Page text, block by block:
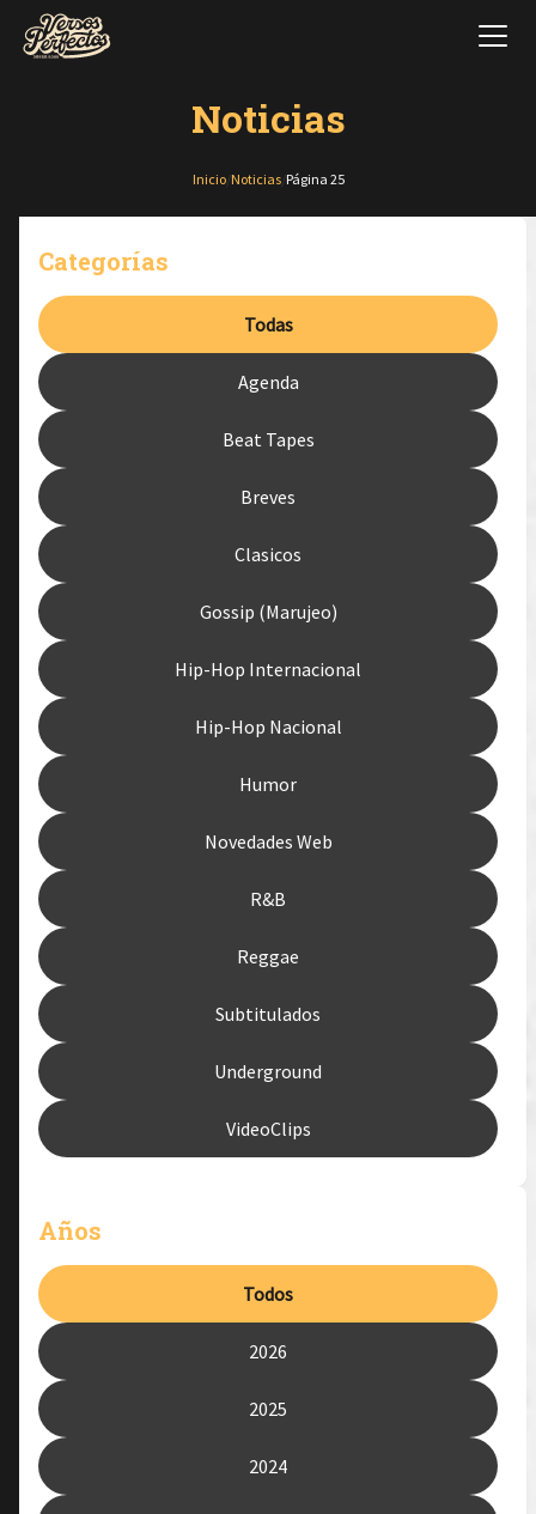
Noticias
Inicio/ Noticias/ Página 25
Categorías
Todas
Agenda
Beat Tapes
Breves
Clasicos
Gossip (Marujeo)
Hip-Hop Internacional
Hip-Hop Nacional
Humor
Novedades Web
R&B
Reggae
Subtitulados
Underground
VideoClips
Años
Todos
2026
2025
2024